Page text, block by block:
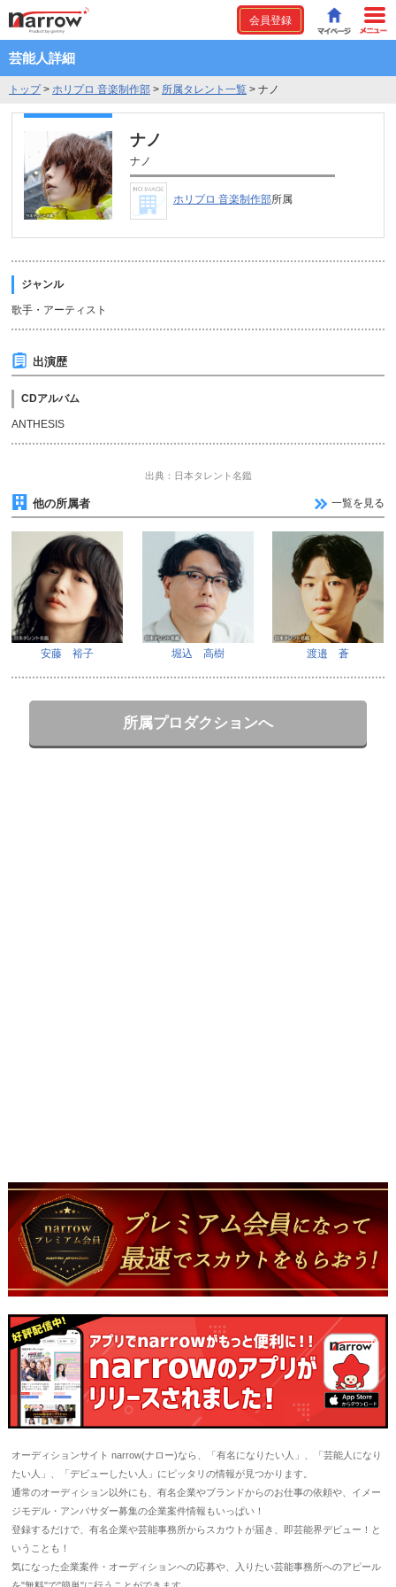
会員登録
芸能人詳細
トップ> ホリプロ 音楽制作部 > 所属タレント一覧 > ナノ
ナノ
ナノ
ホリプロ 音楽制作部所属
ジャンル
歌手・アーティスト
出演歴
CDアルバム
ANTHESIS
出典：日本タレント名鑑
他の所属者 一覧を見る
安藤 裕子 堀込 高樹 渡邉 蒼
所属プロダクションへ
オーディションサイト narrow(ナロー)なら、「有名になりたい人」、「芸能人になり
たい人」、「デビューしたい人」にピッタリの情報が見つかります。
通常のオーディション以外にも、有名企業やブランドからのお仕事の依頼や、イメー
ジモデル・アンバサダー募集の企業案件情報もいっぱい！
登録するだけで、有名企業や芸能事務所からスカウトが届き、即芸能界デビュー！と
いうことも！
気になった企業案件・オーディションへの応募や、入りたい芸能事務所へのアピール